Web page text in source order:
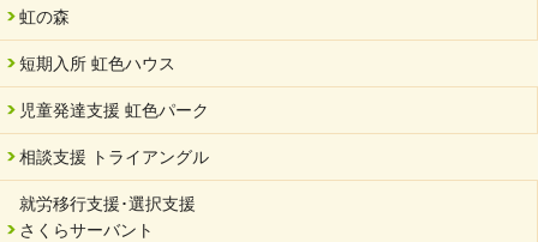
中学生向けのフリースクール「可茂自悠学舎」開設
2024/04/01
を開催しました。
2024/02/20
2024/02/02
虹の森
短期入所 虹色ハウス
児童発達支援 虹色パーク
相談支援 トライアングル
就労移行支援･選択支援
さくらサーバント